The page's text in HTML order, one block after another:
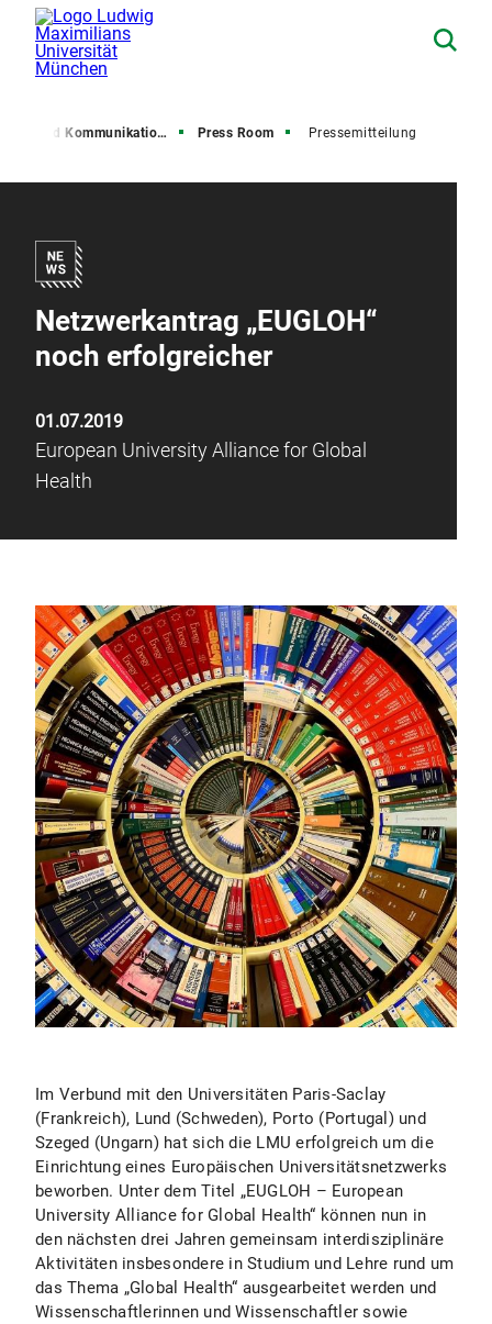
und Kommunikation (PuK) Press Room Pressemitteilung
Netzwerkantrag „EUGLOH“
noch erfolgreicher
01.07.2019
European University Alliance for Global
Health
Im Verbund mit den Universitäten Paris-Saclay
(Frankreich), Lund (Schweden), Porto (Portugal) und
Szeged (Ungarn) hat sich die LMU erfolgreich um die
Einrichtung eines Europäischen Universitätsnetzwerks
beworben. Unter dem Titel „EUGLOH – European
University Alliance for Global Health“ können nun in
den nächsten drei Jahren gemeinsam interdisziplinäre
Aktivitäten insbesondere in Studium und Lehre rund um
das Thema „Global Health“ ausgearbeitet werden und
Wissenschaftlerinnen und Wissenschaftler sowie